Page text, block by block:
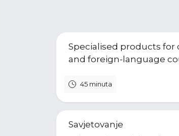
Specialised products
and foreign-language
45 minuta
Savjetovanje